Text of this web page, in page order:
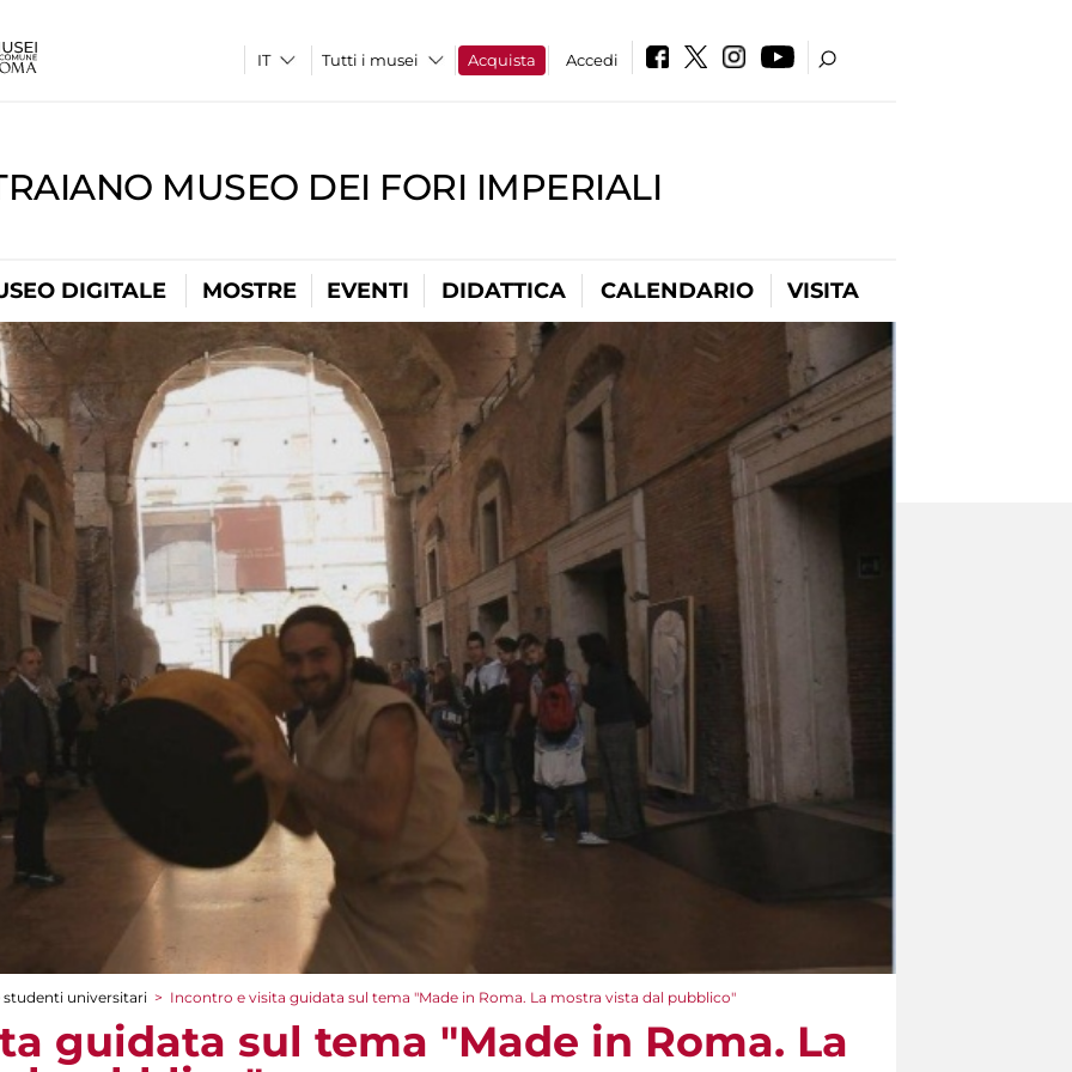
Tutti i musei Acquista Accedi
MUSEO DEI FORI IMPERIALI
DIGITALE MOSTRE EVENTI DIDATTICA CALENDARIO VISITA
universitari > Incontro e visita guidata sul tema "Made in Roma. La mostra vista dal pubblico"
guidata sul tema "Made in Roma. La